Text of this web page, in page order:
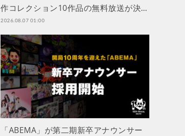
作コレクション10作品の無料放送が決…
2026.08.07 01:00
「ABEMA」が第二期新卒アナウンサー